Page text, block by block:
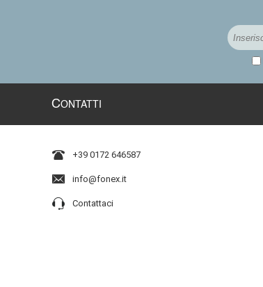
CONTATTI
+39 0172 646587
info@fonex.it
Contattaci